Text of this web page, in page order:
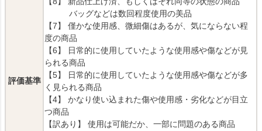
評価基準
バッグなどは数回程度使用の美品
【7】 僅かな使用感、微細傷はあるが、気にならない程
度の商品
【6】 日常的に使用していたような使用感や傷などが見
られる商品
【5】 日常的に使用していたような使用感や傷などが多
く見られる商品
【4】 かなり使い込まれた傷や使用感・劣化などが目立
つ商品
【訳あり】 使用は可能だか、一部に問題のある商品